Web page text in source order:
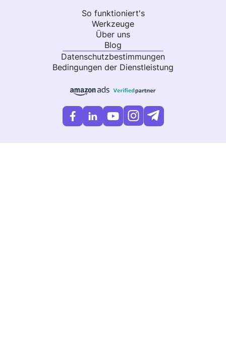
So funktioniert's
Werkzeuge
Über uns
Blog
Datenschutzbestimmungen
Bedingungen der Dienstleistung